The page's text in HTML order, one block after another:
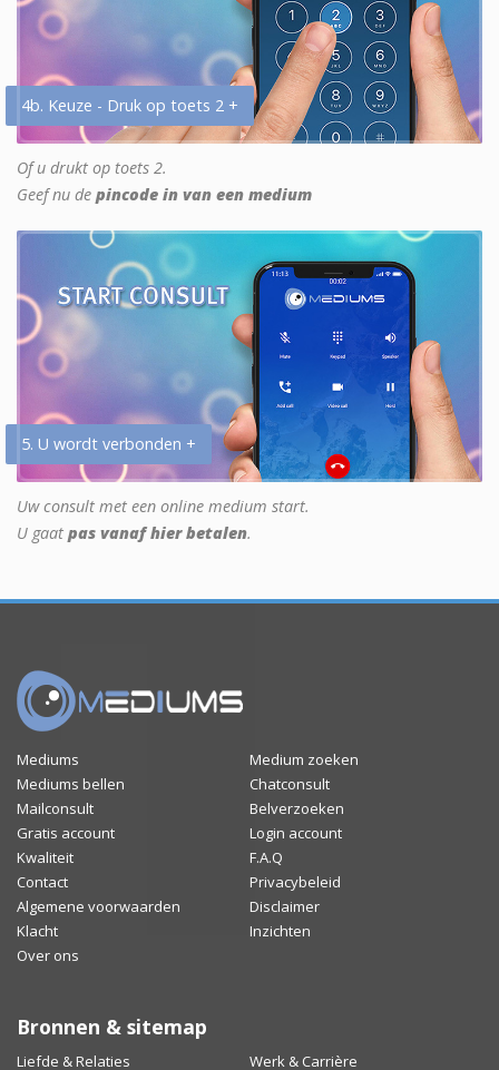
4b. Keuze - Druk op toets 2 +
Of u drukt op toets 2.
Geef nu de pincode in van een medium
5. U wordt verbonden +
Uw consult met een online medium start.
U gaat pas vanaf hier betalen.
Mediums
Medium zoeken
Mediums bellen
Chatconsult
Mailconsult
Belverzoeken
Gratis account
Login account
Kwaliteit
F.A.Q
Contact
Privacybeleid
Algemene voorwaarden
Disclaimer
Klacht
Inzichten
Over ons
Bronnen & sitemap
Liefde & Relaties Werk & Carrière